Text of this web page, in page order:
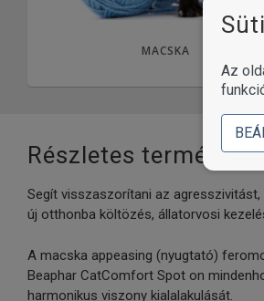
MACSKA
Részletes
Segít visszaszorítani az
új otthonba költözés, állatorvosi
A macska appeasing (nyugtató)
Beaphar CatComfort Spot on
harmonikus viszony kialalakulását.
Az